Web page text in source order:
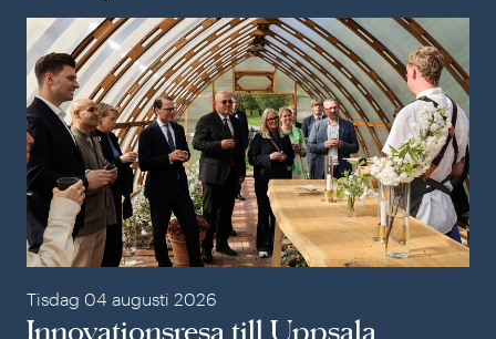
Tisdag 04 augusti 2026
Innovationsresa till Uppsala